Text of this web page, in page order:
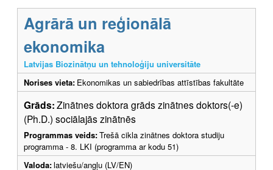
Agrārā un reģionālā
ekonomika
Latvijas Biozinātņu un tehnoloģiju universitāte
Norises vieta: Ekonomikas un sabiedrības attīstības fakultāte
Grāds:Zinātnes doktora grāds zinātnes doktors(-e)
(Ph.D.) sociālajās zinātnēs
Programmas veids:Trešā cikla zinātnes doktora studiju
programma - 8. LKI (programma ar kodu 51)
Valoda:latviešu/angļu (LV/EN)